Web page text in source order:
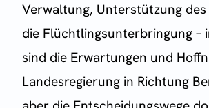
Verwaltung, Unterstützung
die Flüchtlingsunterbringung –
sind die Erwartungen und
Landesregierung in Richtung